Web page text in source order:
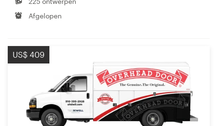
Afgelopen
US$ 409